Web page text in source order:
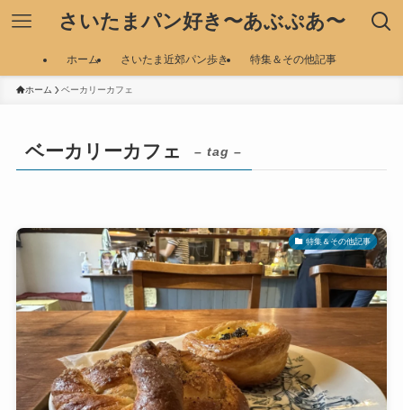
さいたまパン好き〜あぶぷあ〜
ホーム さいたま近郊パン歩き 特集＆その他記事
ホーム ベーカリーカフェ
ベーカリーカフェ – tag –
特集＆その他記事